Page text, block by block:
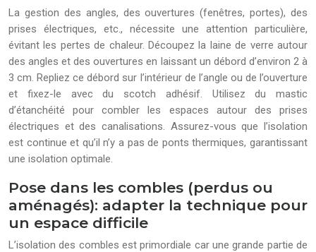
La gestion des angles, des ouvertures (fenêtres, portes), des
prises électriques, etc., nécessite une attention particulière,
évitant les pertes de chaleur. Découpez la laine de verre autour
des angles et des ouvertures en laissant un débord d’environ 2 à
3 cm. Repliez ce débord sur l’intérieur de l’angle ou de l’ouverture
et fixez-le avec du scotch adhésif. Utilisez du mastic
d’étanchéité pour combler les espaces autour des prises
électriques et des canalisations. Assurez-vous que l’isolation
est continue et qu’il n’y a pas de ponts thermiques, garantissant
une isolation optimale.
Pose dans les combles (perdus ou
aménagés): adapter la technique pour
un espace difficile
L’isolation des combles est primordiale car une grande partie de